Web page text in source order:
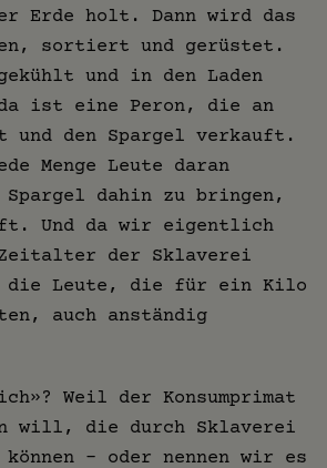
Erde holt. Dann wird das
sortiert und gerüstet.
und in den Laden
ist eine Peron, die an
und den Spargel verkauft.
Menge Leute daran
dahin zu bringen,
Und da wir eigentlich
der Sklaverei
die Leute, die für ein Kilo
auch anständig
Weil der Konsumprimat
will, die durch Sklaverei
– oder nennen wir es